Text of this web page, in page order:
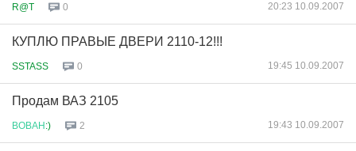
R@T 0 20:23 10.09.2007
КУПЛЮ ПРАВЫЕ ДВЕРИ 2110-12!!!
SSTASS 0 19:45 10.09.2007
Продам ВАЗ 2105
ВОВАН:) 2 19:43 10.09.2007